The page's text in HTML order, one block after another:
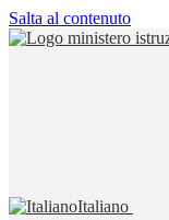
Salta al contenuto
Italiano